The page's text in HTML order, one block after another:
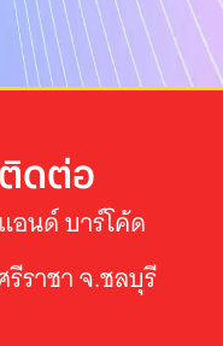
ดต่อ
อนด์ บาร์โค้ด
ราชา จ.ชลบุรี